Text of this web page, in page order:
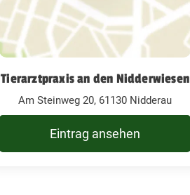
Tierarztpraxis an den Nidderwiesen
Am Steinweg 20, 61130 Nidderau
Eintrag ansehen